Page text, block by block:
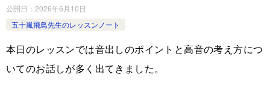
公開日： 2026年6月10日
五十嵐飛鳥先生のレッスンノート
本日のレッスンでは音出しのポイントと高音の考え方につ
いてのお話しが多く出てきました。